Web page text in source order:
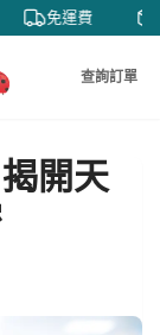
免運費
查詢訂單
開天